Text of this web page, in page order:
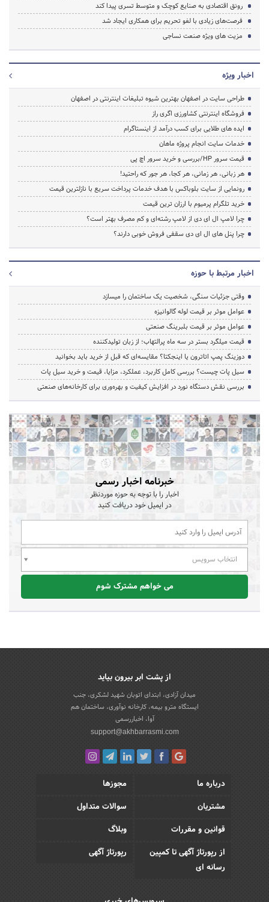
رونق اقتصادی به صنایع کوچک و متوسط تسری پیدا کند
فرصت‌های زیادی با لغو تحریم‌ برای همکاری ایجاد شد
مزیت های ویژه صنعت نساجی
اخبار ویژه
طراحی سایت در اصفهان بهترین شیوه تبلیغات اینترنتی در اصفهان
فروشگاه اینترنتی کشاورزی اگری راز
ایده های طلایی برای کسب درآمد از اینستاگرام
خدمات سایت انجام پروژه ماهان
قیمت سرور HP/بررسی و خرید سرور اچ پی
هر زبانی، هر زمانی، هر کجا، هر جور که راحتید!
رونمایی از سایت بلوباکس با هدف خدمات پرداخت سریع با نازلترین قیمت
خرید تلگرام پرمیوم با ارزان ترین قیمت
چرا لامپ ال ای دی از لامپ رشته‌ای و کم مصرف بهتر است؟
چرا پنل های ال ای دی سقفی فروش خوبی دارند؟
اخبار مرتبط با حوزه
وقتی جزئیات سنگی، شخصیت یک ساختمان را میسازد
عوامل موثر بر قیمت لوله گالوانیزه
عوامل موثر بر قیمت بلبرینگ صنعتی
قیمت میلگرد بستر در سه ماه پرالتهاب؛ از زبان تولیدکننده
دوزینگ پمپ اتاترون یا اینجکتا؟ مقایسه‌ای که قبل از خرید باید بخوانید
سیل پات چیست؟ بررسی کامل کاربرد، عملکرد، مزایا، قیمت و خرید سیل پات
بررسی نقش دستگاه نورد در افزایش کیفیت و بهره‌وری برای کارخانه‌های صنعتی
خبرنامه اخبار رسمی
اخبار را با توجه به حوزه موردنظر
در ایمیل خود دریافت کنید
انتخاب سرویس
می خواهم مشترک شوم
از پشت ابر بیرون بیاید
میدان آزادی، ابتدای اتوبان شهید لشکری، جنب
ایستگاه مترو بیمه، کارخانه نوآوری، ساختمان هم
آوا، اخباررسمی
support@akhbarrasmi.com
درباره ما
مجوزها
مشتریان
سوالات متداول
قوانین و مقررات
وبلاگ
از رپورتاژ آگهی تا کمپین
رسانه ای
رپورتاژ آگهی